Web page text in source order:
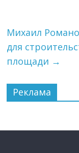
Михаил
для
площади →
Реклама